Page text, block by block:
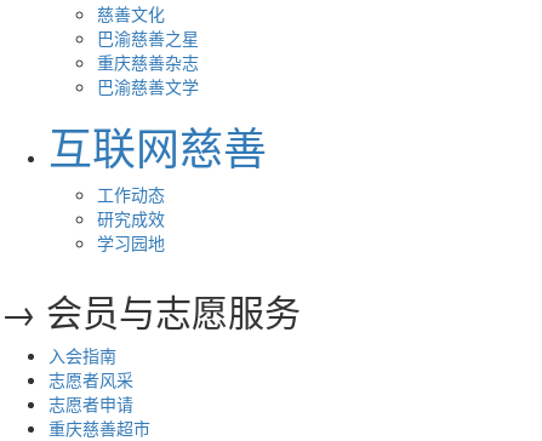
慈善文化
巴渝慈善之星
重庆慈善杂志
巴渝慈善文学
互联网慈善
工作动态
研究成效
学习园地
→ 会员与志愿服务
入会指南
志愿者风采
志愿者申请
重庆慈善超市